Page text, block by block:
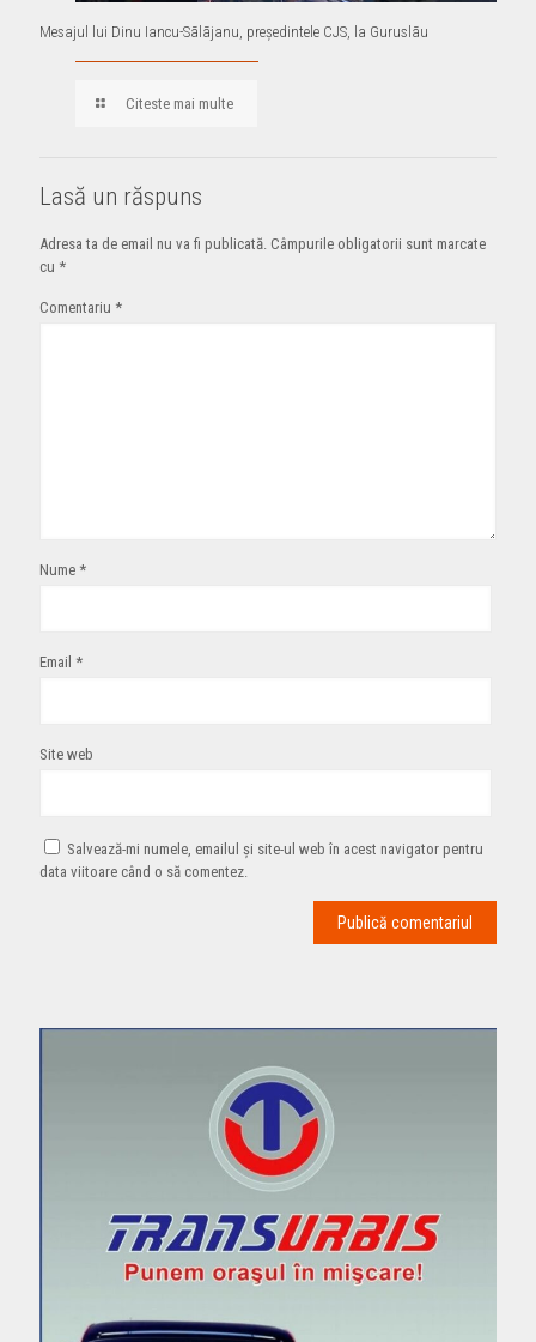
Mesajul lui Dinu Iancu-Sãlãjanu, preşedintele CJS, la Guruslãu
Citeste mai multe
Lasă un răspuns
Adresa ta de email nu va fi publicată. Câmpurile obligatorii sunt marcate
cu *
Comentariu *
Nume *
Email *
Site web
Salvează-mi numele, emailul și site-ul web în acest navigator pentru
data viitoare când o să comentez.